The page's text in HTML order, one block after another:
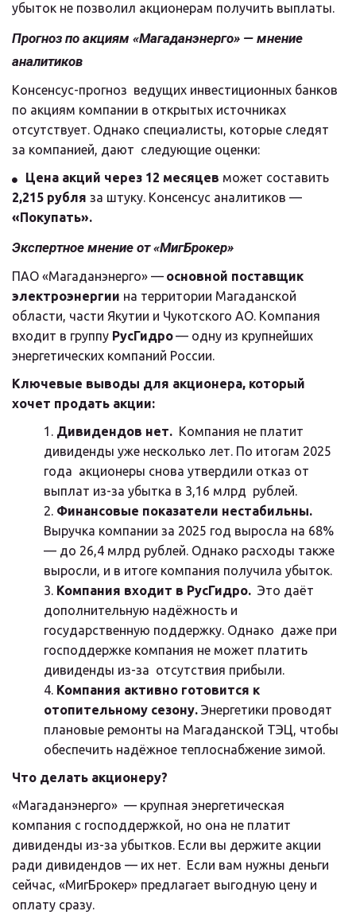
убыток не позволил акционерам получить выплаты.
Прогноз по акциям «Магаданэнерго» — мнение
аналитиков
Консенсус-прогноз  ведущих инвестиционных банков
по акциям компании в открытых источниках
отсутствует. Однако специалисты, которые следят
за компанией, дают  следующие оценки:
Цена акций через 12 месяцев
2,215 рубля
«Покупать».
Экспертное мнение от «МигБрокер»
ПАО «Магаданэнерго» — основной поставщик
электроэнергии на территории Магаданской
области, части Якутии и Чукотского АО. Компания
входит в группу РусГидро — одну из крупнейших
энергетических компаний России.
Ключевые выводы для акционера, который
хочет продать акции:
Дивидендов нет.
  Компания не платит
дивиденды уже несколько лет. По итогам 2025
года  акционеры снова утвердили отказ от
выплат из-за убытка в 3,16 млрд  рублей.
Финансовые показатели нестабильны.
Выручка компании за 2025 год выросла на 68%
— до 26,4 млрд рублей. Однако расходы также
выросли, и в итоге компания получила убыток.
Компания входит в РусГидро.
  Это даёт
дополнительную надёжность и
государственную поддержку. Однако  даже при
господдержке компания не может платить
дивиденды из-за  отсутствия прибыли.
Компания активно готовится к
отопительному сезону. Энергетики проводят
плановые ремонты на Магаданской ТЭЦ, чтобы
обеспечить надёжное теплоснабжение зимой.
Что делать акционеру?
«Магаданэнерго»  — крупная энергетическая
компания с господдержкой, но она не платит
дивиденды из-за убытков. Если вы держите акции
ради дивидендов — их нет.  Если вам нужны деньги
сейчас, «МигБрокер» предлагает выгодную цену и
оплату сразу.